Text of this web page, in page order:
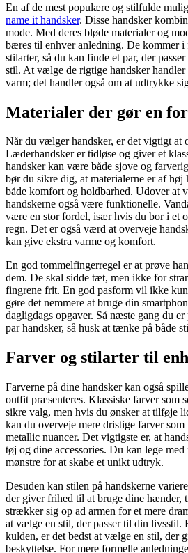
En af de mest populære og stilfulde
name it handsker. Disse handsker
mode. Med deres bløde materialer og
bæres til enhver anledning. De kommer
stilarter, så du kan finde et par, der
stil. At vælge de rigtige handsker
varm; det handler også om at udtrykke
Materialer der gør en
Når du vælger handsker, er det vigtigt at
Læderhandsker er tidløse og giver et
handsker kan være både sjove og
bør du sikre dig, at materialerne er af høj
både komfort og holdbarhed. Udover at
handskerne også være funktionelle.
være en stor fordel, især hvis du bor i et
regn. Det er også værd at overveje
kan give ekstra varme og komfort.
En god tommelfingerregel er at prøve
dem. De skal sidde tæt, men ikke for
fingrene frit. En god pasform vil ikke
gøre det nemmere at bruge din
dagligdags opgaver. Så næste gang du
par handsker, så husk at tænke på både
Farver og stilarter til
Farverne på dine handsker kan også
outfit præsenteres. Klassiske farver som
sikre valg, men hvis du ønsker at tilføje
kan du overveje mere dristige farver
metallic nuancer. Det vigtigste er, at
tøj og dine accessories. Du kan lege
mønstre for at skabe et unikt udtryk.
Desuden kan stilen på handskerne
der giver frihed til at bruge dine hænder,
strækker sig op ad armen for et mere
at vælge en stil, der passer til din livsstil.
kulden, er det bedst at vælge en stil, der
beskyttelse. For mere formelle